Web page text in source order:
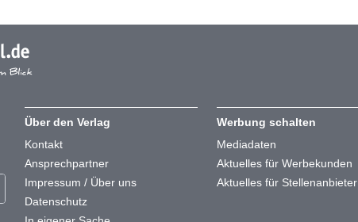
Über den Verlag
Kontakt
Ansprechpartner
Impressum / Über uns
Datenschutz
Werbung schalten
Mediadaten
Aktuelles für Werbekunden
Aktuelles für Stellenanbieter